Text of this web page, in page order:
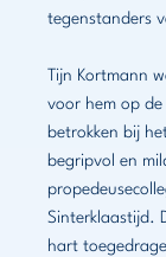
tegenstanders
Tijn Kortmann
voor hem op
betrokken bij
begripvol en
Sinterklaastijd.
hart